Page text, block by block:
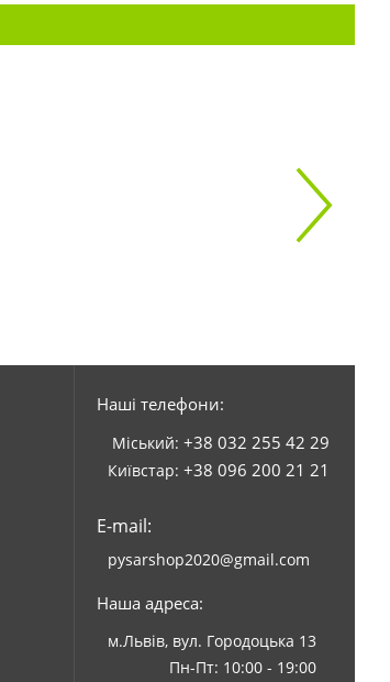
Наші телефони:
Міський: +38 032 255 42 29
Київстар: +38 096 200 21 21
E-mail:
pysarshop2020@gmail.com
Наша адреса:
м.Львів, вул. Городоцька 13
Пн-Пт: 10:00 - 19:00